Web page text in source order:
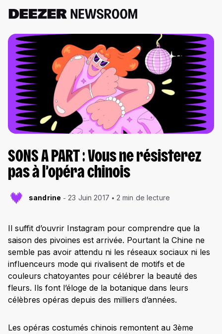
SONS A PART : Vous ne résisterez
pas à l’opéra chinois
sandrine 23 Juin 2017 2 min de lecture
Il suffit d’ouvrir Instagram pour comprendre que la
saison des pivoines est arrivée. Pourtant la Chine ne
semble pas avoir attendu ni les réseaux sociaux ni les
influenceurs mode qui rivalisent de motifs et de
couleurs chatoyantes pour célébrer la beauté des
fleurs. Ils font l’éloge de la botanique dans leurs
célèbres opéras depuis des milliers d’années.
Les opéras costumés chinois remontent au 3ème